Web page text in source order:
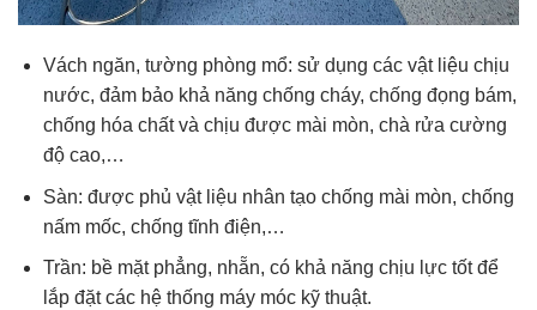
Vách ngăn, tường phòng mổ: sử dụng các vật liệu chịu
nước, đảm bảo khả năng chống cháy, chống đọng bám,
chống hóa chất và chịu được mài mòn, chà rửa cường
độ cao,…
Sàn: được phủ vật liệu nhân tạo chống mài mòn, chống
nấm mốc, chống tĩnh điện,…
Trần: bề mặt phẳng, nhẵn, có khả năng chịu lực tốt để
lắp đặt các hệ thống máy móc kỹ thuật.